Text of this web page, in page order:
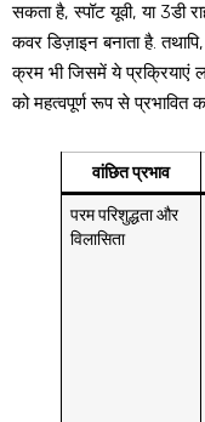
सकता है, स्पॉट यूवी, या 3डी
कवर डिज़ाइन बनाता है.
क्रम भी जिसमें ये प्रक्रियाएं
को महत्वपूर्ण रूप से प्रभावित
वांछित प्रभाव
परम परिशुद्धता और
विलासिता